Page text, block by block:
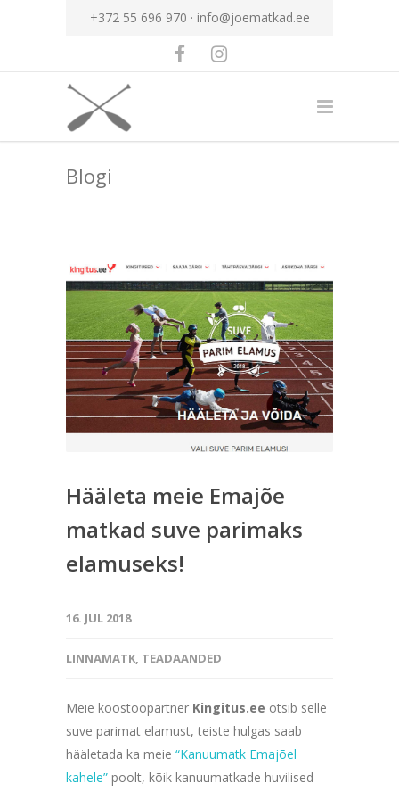
+372 55 696 970 · info@joematkad.ee
Blogi
Hääleta meie Emajõe
matkad suve parimaks
elamuseks!
16. JUL 2018
LINNAMATK, TEADAANDED
Meie koostööpartner Kingitus.ee otsib selle
suve parimat elamust, teiste hulgas saab
hääletada ka meie “Kanuumatk Emajõel
kahele” poolt, kõik kanuumatkade huvilised